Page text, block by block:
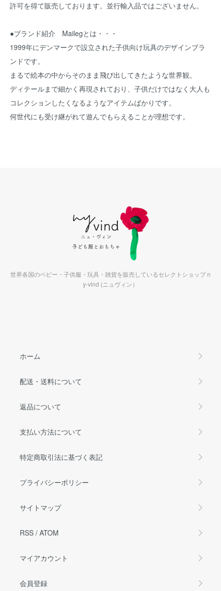
許可を得て販売しております。並行輸入品ではございません。
●ブランド紹介 Mailegとは・・・
1999年にデンマークで設立された子供向け玩具のデザインブラ
ンドです。
まるで絵本の中からそのまま飛び出してきたような世界観。
ディテールまで細かく再現されており、子供だけではなく大人も
コレクションしたくなるようなアイテムばかりです。
何世代にも受け継がれて遊んでもらえることが理想です。
世界各国のベビー・子供服・玩具・雑貨を販売しているセレクトショップ n
y-vind (ニュヴィン）
ホーム
配送・送料について
返品について
支払い方法について
特定商取引法に基づく表記
プライバシーポリシー
サイトマップ
RSS / ATOM
マイアカウント
会員登録